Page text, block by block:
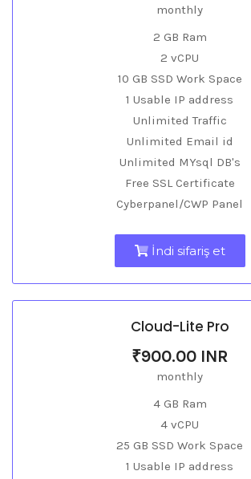
monthly
2 GB Ram
2 vCPU
10 GB SSD Work Space
1 Usable IP address
Unlimited Traffic
Unlimited Email id
Unlimited MYsql DB's
Free SSL Certificate
Cyberpanel/CWP Panel
İndi sifariş et
Cloud-Lite Pro
₹900.00 INR
monthly
4 GB Ram
4 vCPU
25 GB SSD Work Space
1 Usable IP address